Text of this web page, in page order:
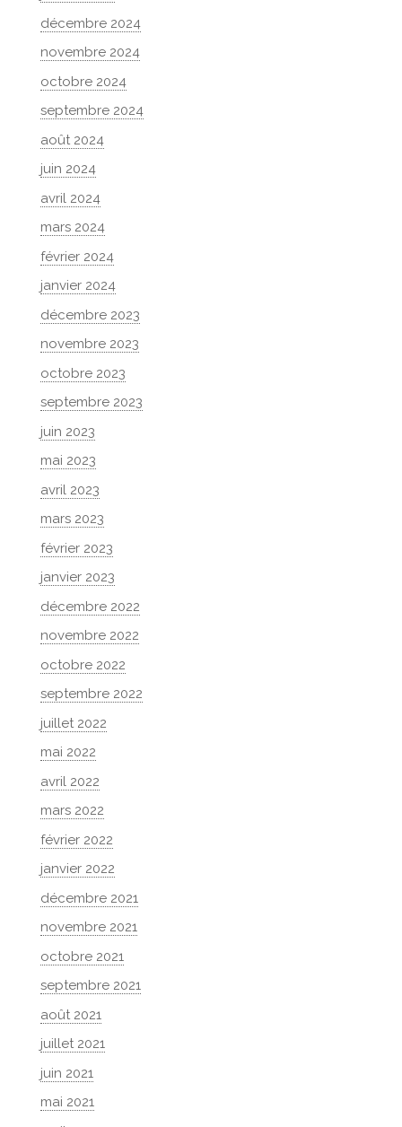
décembre 2024
novembre 2024
octobre 2024
septembre 2024
août 2024
juin 2024
avril 2024
mars 2024
février 2024
janvier 2024
décembre 2023
novembre 2023
octobre 2023
septembre 2023
juin 2023
mai 2023
avril 2023
mars 2023
février 2023
janvier 2023
décembre 2022
novembre 2022
octobre 2022
septembre 2022
juillet 2022
mai 2022
avril 2022
mars 2022
février 2022
janvier 2022
décembre 2021
novembre 2021
octobre 2021
septembre 2021
août 2021
juillet 2021
juin 2021
mai 2021